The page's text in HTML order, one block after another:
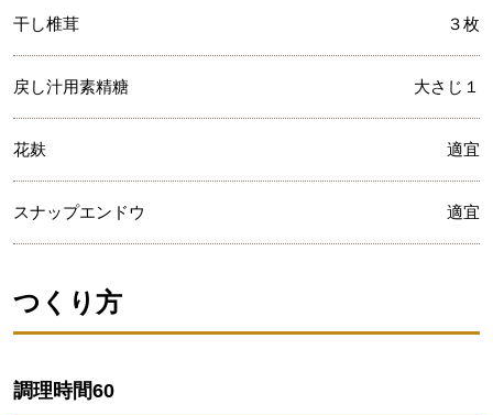
干し椎茸 ３枚
戻し汁用素精糖 大さじ１
花麸 適宜
スナップエンドウ 適宜
つくり方
調理時間60